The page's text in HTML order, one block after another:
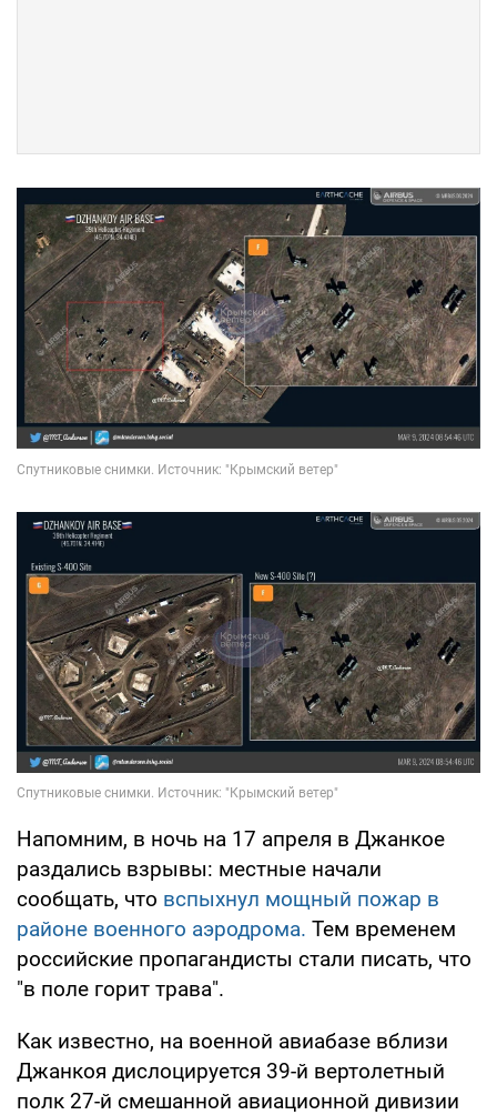
Напомним, в ночь на 17 апреля в Джанкое
раздались взрывы: местные начали
сообщать, что вспыхнул мощный пожар в
районе военного аэродрома. Тем временем
российские пропагандисты стали писать, что
"в поле горит трава".
Как известно, на военной авиабазе вблизи
Джанкоя дислоцируется 39-й вертолетный
полк 27-й смешанной авиационной дивизии